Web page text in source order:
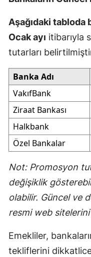
Aşağıdaki tabloda
Ocak ayı itibarıyla
tutarları
Banka Adı
VakıfBank
Ziraat Bankası
Halkbank
Özel Bankalar
Not: Promosyon
değişiklik
olabilir. Güncel ve
resmi web
Emekliler,
tekliflerini